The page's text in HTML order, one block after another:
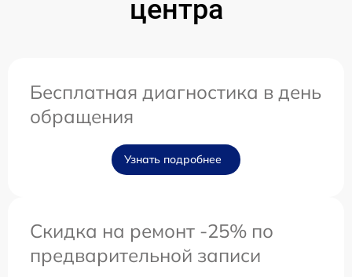
центра
Бесплатная диагностика в день
обращения
Узнать подробнее
Скидка на ремонт -25% по
предварительной записи